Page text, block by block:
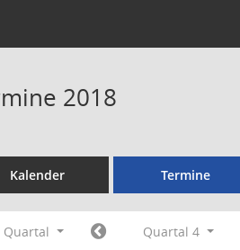
2018
Kalender Termine
Quartal Quartal 4